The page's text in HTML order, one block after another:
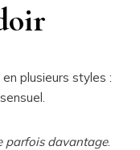
plusieurs styles :
parfois davantage.